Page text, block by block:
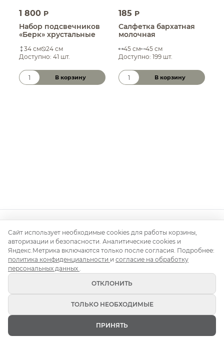
1 800 P
Набор подсвечников
«Берк» хрустальные
34 см
24 см
Доступно: 41 шт.
Количество товара
В корзину
185 P
Салфетка бархатная
молочная
45 см
45 см
Доступно: 199 шт.
Количество товара
В корзину
Контакты О насДоставка и монтажПравила аренды
Аренда для свадьбыАренда для корпоратива
Блог
Политика конфиденциальности
Публичная оферта
Сайт использует необходимые cookies для работы корзины,
авторизации и безопасности. Аналитические cookies и
Яндекс.Метрика включаются только после согласия. Подробнее:
политика конфиденциальности и согласие на обработку
персональных данных .
ОТКЛОНИТЬ
ТОЛЬКО НЕОБХОДИМЫЕ
ПРИНЯТЬ